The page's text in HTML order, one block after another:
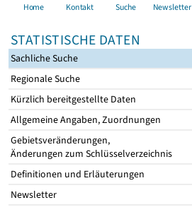
Home Kontakt Suche Newsletter
STATISTISCHE DATEN
Sachliche Suche
Regionale Suche
Kürzlich bereitgestellte Daten
Allgemeine Angaben, Zuordnungen
Gebietsveränderungen,
Änderungen zum Schlüsselverzeichnis
Definitionen und Erläuterungen
Newsletter